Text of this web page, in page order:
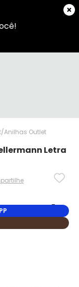
o imposto
em pagar o
grátis
Anilhas Outlet
Letra